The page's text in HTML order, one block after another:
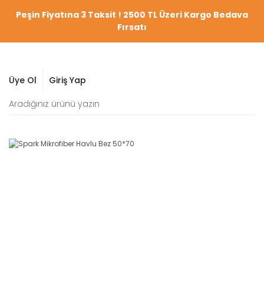
Peşin Fiyatına 3 Taksit ! 2500 TL Üzeri Kargo Bedava
Fırsatı
Üye Ol Giriş Yap